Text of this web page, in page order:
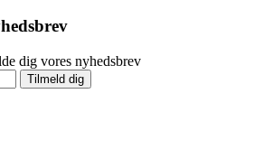
dig vores nyhedsbrev
Tilmeld dig